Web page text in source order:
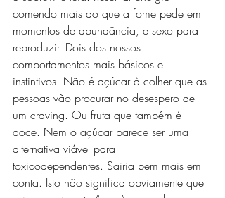
comendo mais do que a fome pede em
momentos de abundância, e sexo para
reproduzir. Dois dos nossos
comportamentos mais básicos e
instintivos. Não é açúcar à colher que as
pessoas vão procurar no desespero de
um craving. Ou fruta que também é
doce. Nem o açúcar parece ser uma
alternativa viável para
toxicodependentes. Sairia bem mais em
conta. Isto não significa obviamente que